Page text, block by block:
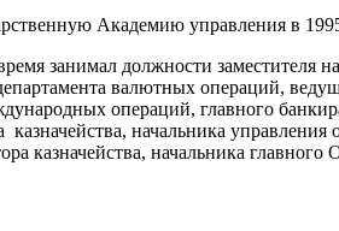
Академию управления в
занимал должности
валютных операций,
операций, главного
начальника
казначейства, начальника